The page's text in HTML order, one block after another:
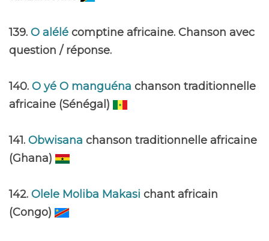
139. O alélé comptine africaine. Chanson avec
question / réponse.
140. O yé O manguéna chanson traditionnelle
africaine (Sénégal)
141. Obwisana chanson traditionnelle africaine
(Ghana)
142. Olele Moliba Makasi chant africain
(Congo)